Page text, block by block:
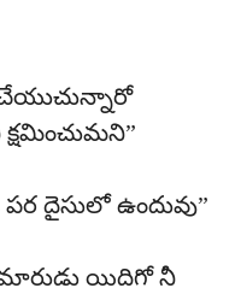
క్షమించుమని”
దైసులో ఉందువు”
యిదిగో నీ